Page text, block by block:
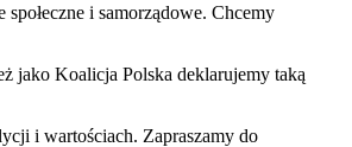
i samorządowe. Chcemy
jako Koalicja Polska deklarujemy taką
i wartościach. Zapraszamy do